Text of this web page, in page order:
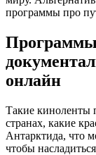
программы про
онлайн
Такие киноленты
странах, какие
Антарктида, что
чтобы